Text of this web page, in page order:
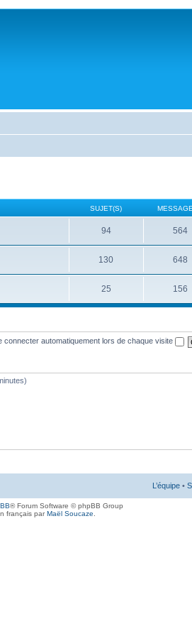
SUJET(S)
94 564
130 648
25 156
connecter automatiquement lors de chaque visite
L’équipe •
® Forum Software © phpBB Group
français parMaël Soucaze